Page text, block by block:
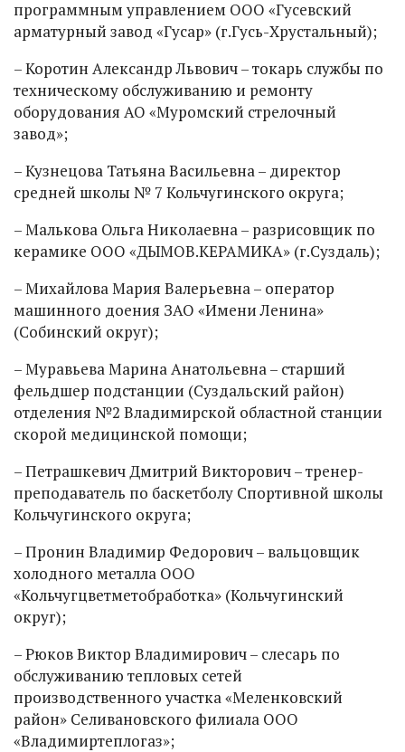
программным управлением ООО «Гусевский
арматурный завод «Гусар» (г.Гусь-Хрустальный);
– Коротин Александр Львович – токарь службы по
техническому обслуживанию и ремонту
оборудования АО «Муромский стрелочный
завод»;
– Кузнецова Татьяна Васильевна – директор
средней школы № 7 Кольчугинского округа;
– Малькова Ольга Николаевна – разрисовщик по
керамике ООО «ДЫМОВ.КЕРАМИКА» (г.Суздаль);
– Михайлова Мария Валерьевна – оператор
машинного доения ЗАО «Имени Ленина»
(Собинский округ);
– Муравьева Марина Анатольевна – старший
фельдшер подстанции (Суздальский район)
отделения №2 Владимирской областной станции
скорой медицинской помощи;
– Петрашкевич Дмитрий Викторович – тренер-
преподаватель по баскетболу Спортивной школы
Кольчугинского округа;
– Пронин Владимир Федорович – вальцовщик
холодного металла ООО
«Кольчугцветметобработка» (Кольчугинский
округ);
– Рюков Виктор Владимирович – слесарь по
обслуживанию тепловых сетей
производственного участка «Меленковский
район» Селивановского филиала ООО
«Владимиртеплогаз»;